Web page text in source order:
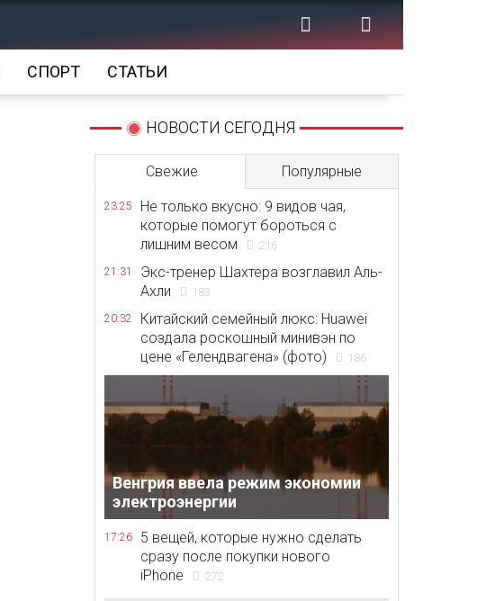
СПОРТ СТАТЬИ
НОВОСТИ СЕГОДНЯ
Свежие Популярные
23:25
Не только вкусно: 9 видов чая,
которые помогут бороться с
лишним весом
216
21:31
Экс-тренер Шахтера возглавил Аль-
Ахли
183
20:32
Китайский семейный люкс: Huawei
создала роскошный минивэн по
цене «Гелендвагена» (фото)
186
Венгрия ввела режим экономии
электроэнергии
17:26
5 вещей, которые нужно сделать
сразу после покупки нового
iPhone
272